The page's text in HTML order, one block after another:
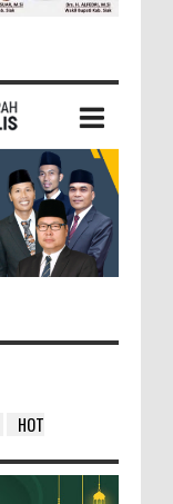
HOT